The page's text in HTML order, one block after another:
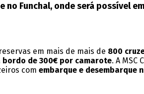
Funchal, onde será possível
em mais de mais de 800
de 300€ por camarote. A MSC
com embarque e desembarque